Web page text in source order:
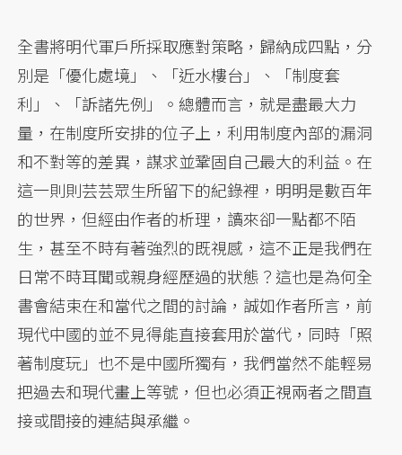
全書將明代軍戶所採取應對策略，歸納成四點，分
別是「優化處境」、「近水樓台」、「制度套
利」、「訴諸先例」。總體而言，就是盡最大力
量，在制度所安排的位子上，利用制度內部的漏洞
和不對等的差異，謀求並鞏固自己最大的利益。在
這一則則芸芸眾生所留下的紀錄裡，明明是數百年
的世界，但經由作者的析理，讀來卻一點都不陌
生，甚至不時有著強烈的既視感，這不正是我們在
日常不時耳聞或親身經歷過的狀態？這也是為何全
書會結束在和當代之間的討論，誠如作者所言，前
現代中國的並不見得能直接套用於當代，同時「照
著制度玩」也不是中國所獨有，我們當然不能輕易
把過去和現代畫上等號，但也必須正視兩者之間直
接或間接的連結與承繼。